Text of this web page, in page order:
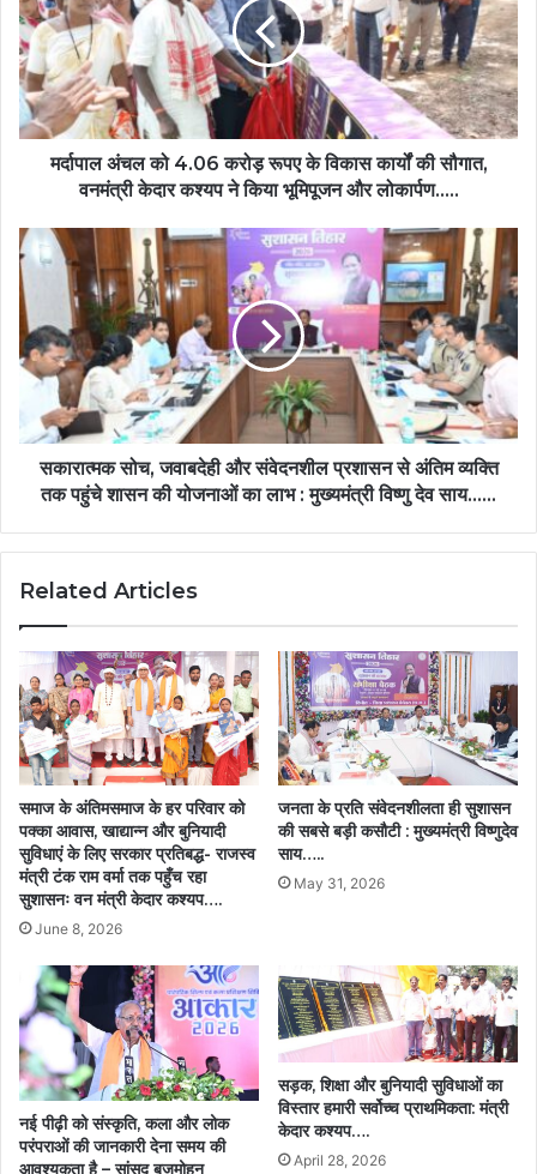
4.06
करोड़
रूपए
के
विकास
कार्यों
केदार
कश्यप
ने
किया
भूमिपूजन
और
लोकार्पण…..
मर्दापाल अंचल को 4.06 करोड़ रूपए के विकास कार्यों की सौगात,
वनमंत्री केदार कश्यप ने किया भूमिपूजन और लोकार्पण…..
सकारात्मक
सोच,
जवाबदेही
और
संवेदनशील
प्रशासन
अंतिम
व्यक्ति
पहुंचे
का
मुख्यमंत्री
विष्णु
देव
साय……
सकारात्मक सोच, जवाबदेही और संवेदनशील प्रशासन से अंतिम व्यक्ति
तक पहुंचे शासन की योजनाओं का लाभ : मुख्यमंत्री विष्णु देव साय……
Related Articles
समाज के अंतिमसमाज के हर परिवार को
पक्का आवास, खाद्यान्न और बुनियादी
सुविधाएं के लिए सरकार प्रतिबद्ध- राजस्व
मंत्री टंक राम वर्मा तक पहुँच रहा
सुशासनः वन मंत्री केदार कश्यप….
June 8, 2026
जनता के प्रति संवेदनशीलता ही सुशासन
की सबसे बड़ी कसौटी : मुख्यमंत्री विष्णुदेव
साय…..
May 31, 2026
नई पीढ़ी को संस्कृति, कला और लोक
परंपराओं की जानकारी देना समय की
आवश्यकता है – सांसद बृजमोहन
सड़क, शिक्षा और बुनियादी सुविधाओं का
विस्तार हमारी सर्वोच्च प्राथमिकता: मंत्री
केदार कश्यप….
April 28, 2026